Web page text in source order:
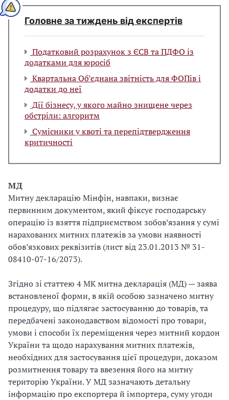
Головне за тиждень від експертів
Податковий розрахунок з ЄСВ та ПДФО із
додатками для юросіб
Квартальна Об’єднана звітність для ФОПів і
додатки до неї
Дії бізнесу, у якого майно знищене через
обстріли: алгоритм
Сумісники у квоті та перепідтвердження
критичності
МД
Митну декларацію Мінфін, навпаки, визнає
первинним документом, який фіксує господарську
операцію із взяття підприємством зобов’язання у сумі
нарахованих митних платежів за умови наявності
обов’язкових реквізитів (лист від 23.01.2013 № 31-
08410-07-16/2073).
Згідно зі статтею 4 МК митна декларація (МД) — заява
встановленої форми, в якій особою зазначено митну
процедуру, що підлягає застосуванню до товарів, та
передбачені законодавством відомості про товари,
умови і способи їх переміщення через митний кордон
України та щодо нарахування митних платежів,
необхідних для застосування цієї процедури, доказом
розмитнення товару та ввезення його на митну
територію України. У МД зазначають детальну
інформацію про експортера й імпортера, суму угоди